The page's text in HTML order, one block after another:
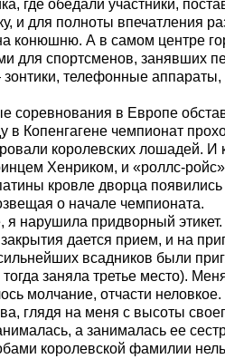
где обедали участники,
и для полноты впечатления
конюшню. А в самом центре
для спортсменов, занявших
зонтики, телефонные
соревнования в Европе
в Копенгагене чемпионат
королевских лошадей. И
Хенриком, и «роллс-
кровле дворца
о начале чемпионата.
я нарушила придворный этикет.
дается прием, и на
всадников были
заняла третье место).
молчание, отчасти
глядя на меня с высоты
а занималась ее
королевской фамилии